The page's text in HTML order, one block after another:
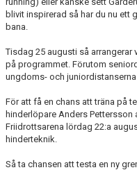
ANTIDOPING
blivit inspirerad så har du nu ett
bana.
Tisdag 25 augusti så arrangerar
på programmet. Förutom
ungdoms- och
För att få en chans att träna på
hinderlöpare Anders Pettersson
Friidrottsarena lördag 22:a
hinderteknik.
Så ta chansen att testa en ny